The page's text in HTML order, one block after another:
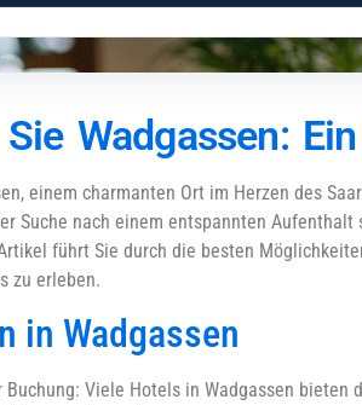
Wadgassen:
einem charmanten Ort im Herzen des
Suche nach einem entspannten
führt Sie durch die besten
zu erleben.
in Wadgassen
Viele Hotels in Wadgassen bieten